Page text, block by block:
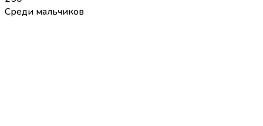
Среди мальчиков